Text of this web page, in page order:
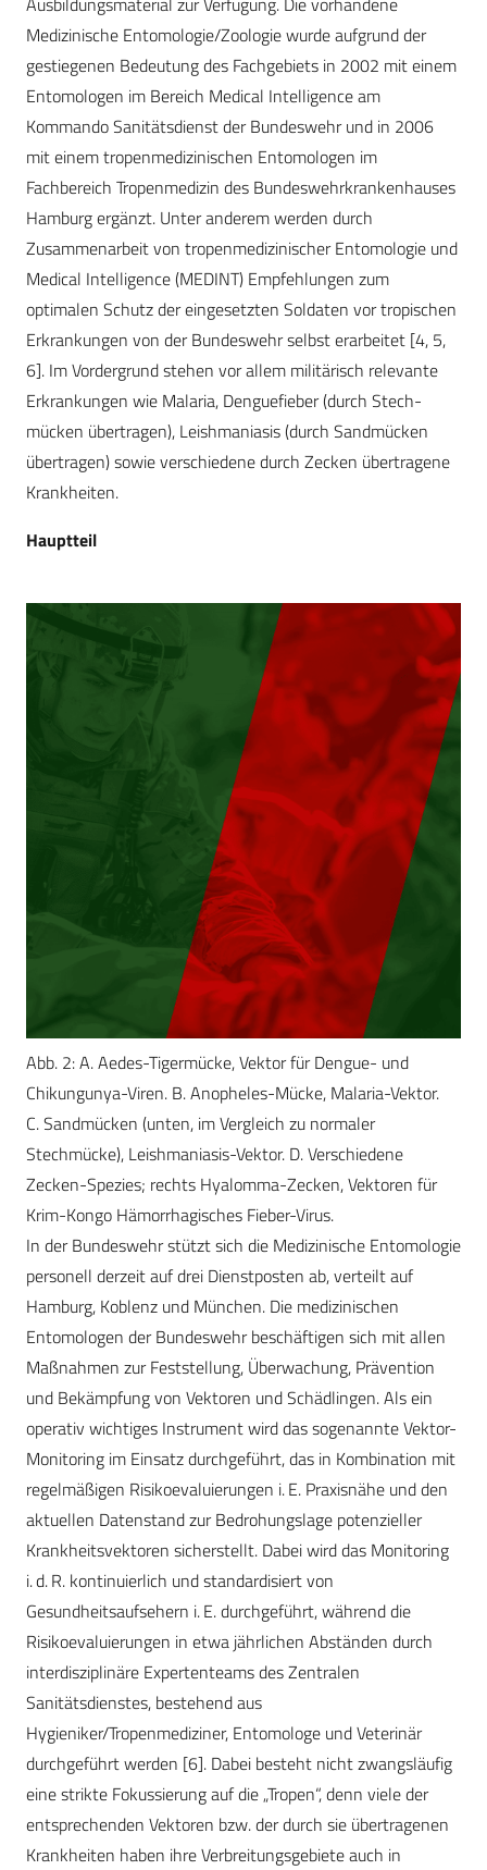
Medizinische Entomologie/Zoologie wurde aufgrund der
gestiegenen Bedeutung des Fachgebiets in 2002 mit einem
Entomologen im Bereich Medical Intelligence am
Kommando Sanitätsdienst der Bundeswehr und in 2006
mit einem tropenmedizinischen Entomologen im
Fachbereich Tropenmedizin des Bundeswehrkrankenhauses
Hamburg ergänzt. Unter anderem werden durch
Zusammenarbeit von tropenmedizinischer Entomologie und
Medical Intelligence (MEDINT) Empfehlungen zum
optimalen Schutz der eingesetzten Soldaten vor tropischen
Erkrankungen von der Bundeswehr selbst erarbeitet [4, 5,
6]. Im Vordergrund stehen vor allem militärisch relevante
Erkrankungen wie Malaria, Denguefieber (durch Stech­
mücken übertragen), Leishmaniasis (durch Sandmücken
übertragen) sowie verschiedene durch Zecken übertragene
Krankheiten.
Hauptteil
Abb. 2: A. Aedes-Tigermücke, Vektor für Dengue- und
Chikungunya-Viren. B. Anopheles-Mücke, Malaria-Vektor.
C. Sandmücken (unten, im Vergleich zu normaler
Stechmücke), Leishmaniasis-Vektor. D. Verschiedene
Zecken-Spezies; rechts Hyalomma-Zecken, Vektoren für
Krim-Kongo Hämorrhagisches Fieber-Virus.
In der Bundeswehr stützt sich die Medizinische Entomologie
personell derzeit auf drei Dienstposten ab, verteilt auf
Hamburg, Koblenz und München. Die medizinischen
Entomologen der Bundeswehr beschäftigen sich mit allen
Maßnahmen zur Feststellung, Überwachung, Prävention
und Bekämpfung von Vektoren und Schädlingen. Als ein
operativ wichtiges ­Instrument wird das sogenannte Vektor-
Monitoring im Einsatz durchgeführt, das in Kombination mit
regelmäßigen Risikoevaluierungen i. E. Praxisnähe und den
aktuellen Datenstand zur Bedrohungslage potenzieller
Krankheitsvektoren sicherstellt. Dabei wird das Monitoring
i. d. R. kontinuierlich und standardisiert von
Gesundheitsaufsehern i. E. durchgeführt, während die
Risikoevaluierungen in etwa jährlichen Abständen durch
interdisziplinäre Expertenteams des Zentralen
Sanitätsdienstes, bestehend aus
Hygieniker/Tropenmediziner, Entomologe und Veterinär
durchgeführt werden [6]. Dabei besteht nicht zwangsläufig
eine strikte Fokussierung auf die „Tropen“, denn viele der
entsprechenden Vektoren bzw. der durch sie übertragenen
Krankheiten haben ihre Verbreitungsgebiete auch in